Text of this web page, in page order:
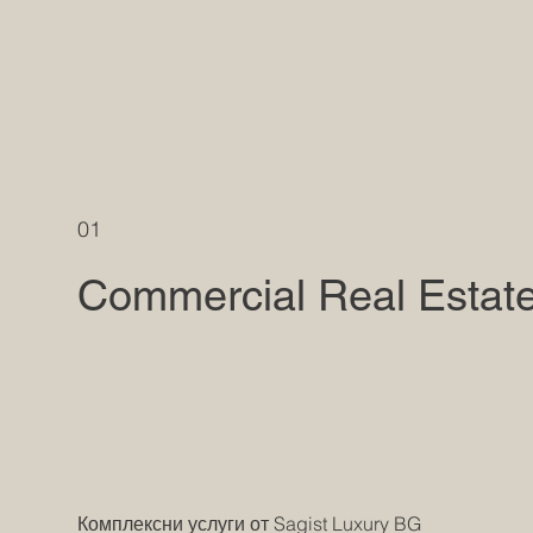
01
Commercial Real
Комплексни услуги от Sagist Luxury BG